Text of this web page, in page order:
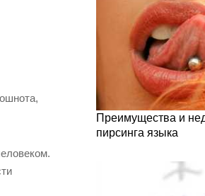
Преимущества и
пирсинга языка